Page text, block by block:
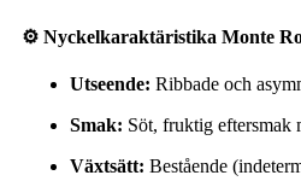
⚙️ Nyckelkaraktäristika Monte
Utseende: Ribbade och
Smak: Söt, fruktig eftersmak
Växtsätt: Bestående